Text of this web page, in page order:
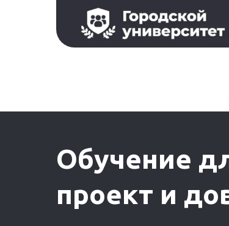
Обучение
проект и